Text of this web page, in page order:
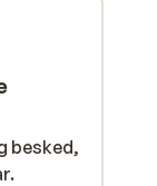
besked,